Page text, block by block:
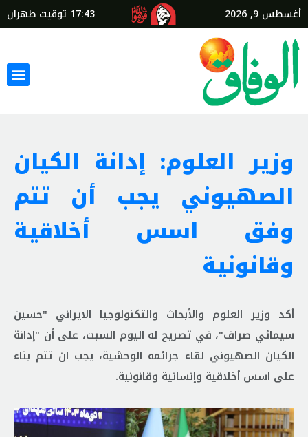
أغسطس 9, 2026 17:43 توقيت طهران
وزير العلوم: إدانة الكيان
الصهيوني يجب أن تتم
وفق اسس أخلاقية
وقانونية
أكد وزير العلوم والأبحاث والتكنولوجيا الايراني "حسين
سيمائي صراف"، في تصريح له الیوم السبت، على أن "إدانة
الکیان الصهيوني لقاء جرائمه الوحشية، يجب ان تتم بناء
على اسس أخلاقية وإنسانية وقانونية.